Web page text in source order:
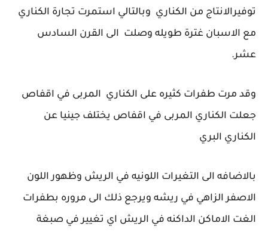
توفيرالانتاج من الكناري وبالتالي استمرت تجارة الكناري
مع الاسبان غترة طويله وصلت الى القرن السادس
عشر.
وقد مرت طفرات كثيره على الكناري المربى في اقفاص
جعلت الكناري المربى في اقفاص يختلف جينيا عن
الكناري البري
بالاضافه الى التغيرات اللونيه في الريش وظهور اللون
الاصفر الزاهي في ريشه ويرجع ذلك الى مروره بطفرات
الغت الاماكن الداكنه في الريش اي تغيير في صبغة